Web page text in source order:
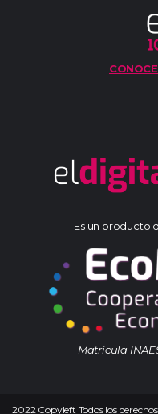
Es un producto
Matrícula
2022 Copyleft Todos los